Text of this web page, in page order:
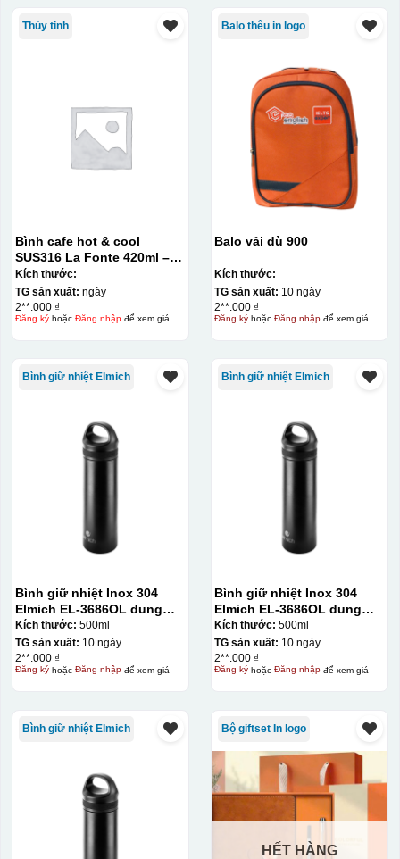
Hộp xi lót lụa
Thủy tinh
Bình cafe hot & cool
SUS316 La Fonte 420ml –
012775
Kích thước:
TG sản xuất: ngày
2**.000 ₫
Đăng kýhoặc Đăng nhậpđể xem giá
Balo thêu in logo
Balo vải dù 900
Kích thước:
TG sản xuất: 10 ngày
2**.000 ₫
Đăng kýhoặc Đăng nhậpđể xem giá
Bình giữ nhiệt Elmich
Bình giữ nhiệt Inox 304
Elmich EL-3686OL dung
tích 500ml
Kích thước: 500ml
TG sản xuất: 10 ngày
2**.000 ₫
Đăng kýhoặc Đăng nhậpđể xem giá
Bình giữ nhiệt Elmich
Bình giữ nhiệt Inox 304
Elmich EL-3686OL dung
tích 500ml
Kích thước: 500ml
TG sản xuất: 10 ngày
2**.000 ₫
Đăng kýhoặc Đăng nhậpđể xem giá
Bình giữ nhiệt Elmich Bộ giftset In logo
HẾT HÀNG